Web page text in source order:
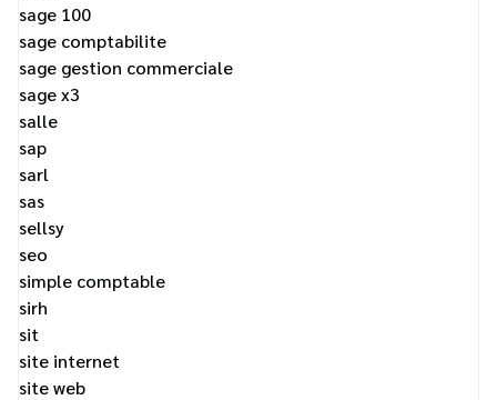
sage 100
sage comptabilite
sage gestion commerciale
sage x3
salle
sap
sarl
sas
sellsy
seo
simple comptable
sirh
sit
site internet
site web